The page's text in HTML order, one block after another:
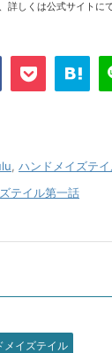
詳しくは公式サイトに
ハンドメイズテ
テイル第一話
メイズテイル